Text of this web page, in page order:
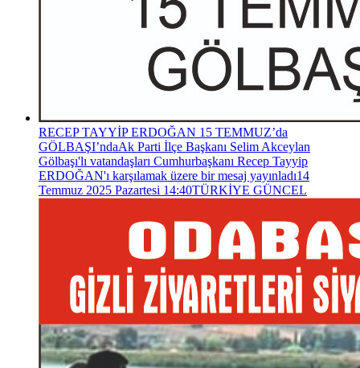
RECEP TAYYİP ERDOĞAN 15 TEMMUZ’da
GÖLBAŞI’ndaAk Parti İlçe Başkanı Selim Akceylan
Gölbaşı'lı vatandaşları Cumhurbaşkanı Recep Tayyip
ERDOĞAN'ı karşılamak üzere bir mesaj yayınladı14
Temmuz 2025 Pazartesi 14:40TÜRKİYE GÜNCEL